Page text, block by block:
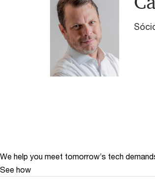
We help you meet tomorrow’s tech
See how